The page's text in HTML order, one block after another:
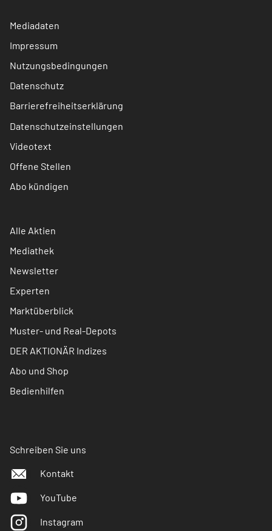
Mediadaten
Impressum
Nutzungsbedingungen
Datenschutz
Barrierefreiheitserklärung
Datenschutzeinstellungen
Videotext
Offene Stellen
Abo kündigen
Alle Aktien
Mediathek
Newsletter
Experten
Marktüberblick
Muster- und Real-Depots
DER AKTIONÄR Indizes
Abo und Shop
Bedienhilfen
Schreiben Sie uns
Kontakt
YouTube
Instagram